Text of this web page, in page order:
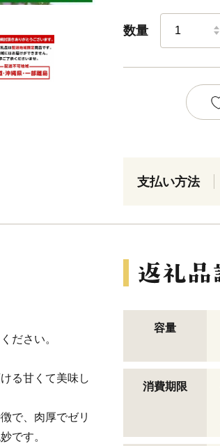
数量
支払い方法
ださい。
る甘くて美味し
で、肉厚でゼリ
です。
容量
消費期限